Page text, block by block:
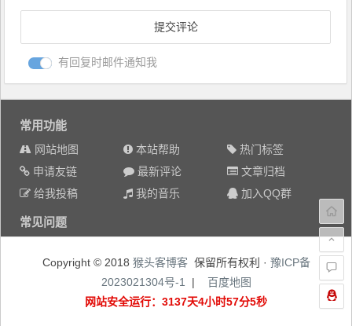
有回复时邮件通知我
常用功能
网站地图 本站帮助
热门标签
申请友链
最新评论
文章归档
给我投稿
我的音乐 加入QQ群
常见问题
Copyright © 2018 猴头客博客保留所有权利 · 豫ICP备
2023021304号-1
|
百度地图
网站安全运行：3137天4小时57分5秒